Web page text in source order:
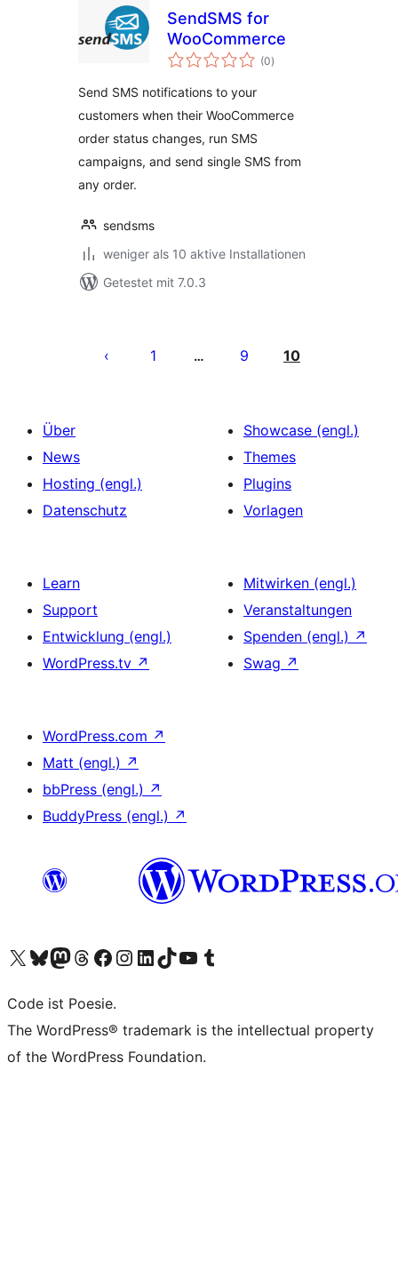
SendSMS for
WooCommerce
(0Bewertungen
insgesamt
)
Send SMS notifications to your
customers when their WooCommerce
order status changes, run SMS
campaigns, and send single SMS from
any order.
sendsms
weniger als 10 aktive Installationen
Getestet mit 7.0.3
der
1 … 9 10
Über
News
Hosting (engl.)
Datenschutz
Showcase (engl.)
Themes
Plugins
Vorlagen
Learn
Support
Entwicklung (engl.)
WordPress.tv ↗
Mitwirken (engl.)
Veranstaltungen
Spenden (engl.) ↗
Swag ↗
WordPress.com ↗
Matt (engl.) ↗
bbPress (engl.) ↗
BuddyPress (engl.) ↗
Unser X-Konto (früher Twitter) besuchen
Unser Bluesky-Konto besuchen
Unser Mastodon-Konto besuchen
Unser Threads-Konto besuchen
Unsere Facebook-Seite besuchen
Unser Instagram-Konto besuchen
Unser LinkedIn-Konto besuchen
Unser TikTok-Konto besuchen
Unseren YouTube-Kanal besuchen
Unser Tumblr-Konto besuchen
Code ist Poesie.
The WordPress® trademark is the intellectual property
of the WordPress Foundation.